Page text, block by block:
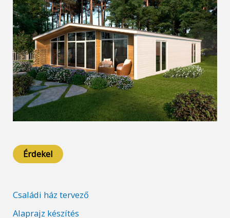
Érdekel
Családi ház tervező
Alaprajz készítés